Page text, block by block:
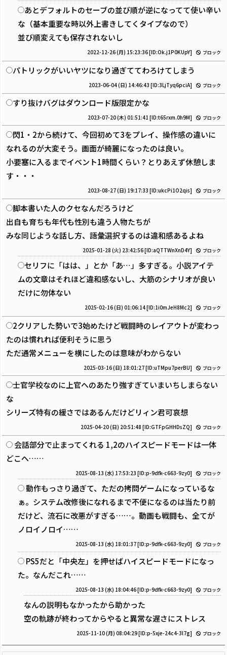
あとデフォルトのセーブの並び順が逆になってて使い辛い
な（基本重要な時以外上書きしてくタイプなので）
並び順変えても保存されないし
2022-12-26 (月) 15:23:36[ID:Ok.j1P0KUpY] ブロック
パトリックがいいヤツになり過ぎててわろけてしまう
2023-06-04 (日) 14:46:43 [ID:3LjTyq6pciA] ブロック
すり抜けバグはダウンロード版限定かな
2023-07-20 (木) 01:51:41 [ID:t65rxm.0h9M] ブロック
閃1・2から続けて、今回初めて3をプレイ、操作感の違いに
なれるのが大変そう。画面が綺麗になったのは良い。
小要塞に入るまでイベント1時間くらい？とりあえず休憩しま
す・・・
2023-08-27 (日) 19:17:33 [ID:ukcPi1O2qis] ブロック
脚本書いた人のクセなんだろうけど
出自も育ちも年代も性別も違う人物たちが
みな同じような話し方、語彙選択するのは違和感あるよね
2025-01-28 (火) 23:42:56[ID:aQTTWnXnD4Y] ブロック
セリフに「はは、」とか「あ…」多すぎる。小説アイテ
ムの文章はそれほど違和感ないし、大筋のシナリオが良い
だけに勿体ない
2025-02-16 (日) 01:06:14[ID:1i0mJeH8Mc2] ブロック
2クリアした勢いで3始めたけど戦闘時のレイアウトが変わっ
たのは慣れれば便利そうに思う
ただ通常メニューを横にしたのは意味がわからない
2025-03-16 (日) 18:01:27[ID:uTMpu7perBU] ブロック
士官学校なのに上官へのあたり強すぎていまいちしまらない
な
シリーズ特有の緩さではあるんだけどリィン君可哀想
2025-04-20 (日) 20:51:48 [ID:GTFpGHHDsZQ] ブロック
会話部分で止まってくれる 1,2のハイスピードモードは一体
どこへ……
2025-08-13 (水) 17:53:23 [ID:p-9dfk-c663-9zy0] ブロック
動作もっさり過ぎて、ただの拷問ゲームになっているな
ぁ。システム改修後になれるまで不便になるのは当たり前
だけど、流石に改悪がすぎる……。動画も戦闘も、全てが
ノロイノロイ……
2025-08-13 (水) 18:01:37[ID:p-9dfk-c663-9zy0] ブロック
PS5だと「中央左」を押せばハイスピードモードになっ
た。なんだこれ……
2025-08-13 (水) 18:04:46[ID:p-9dfk-c663-9zy0] ブロック
なんの説明もなかったから助かった
空の軌跡が終わってからやると異常な遅さにストレス
2025-11-10 (月) 08:04:29[ID:p-5xje-24c4-3l7g] ブロック